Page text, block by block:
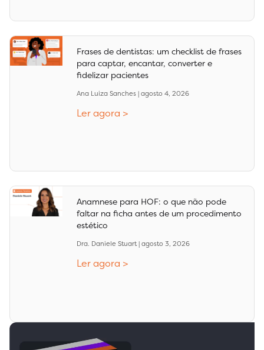
Frases de dentistas: um checklist de frases
para captar, encantar, converter e
fidelizar pacientes
Ana Luiza Sanches agosto 4, 2026
Ler agora >
Anamnese para HOF: o que não pode
faltar na ficha antes de um procedimento
estético
Dra. Daniele Stuart agosto 3, 2026
Ler agora >